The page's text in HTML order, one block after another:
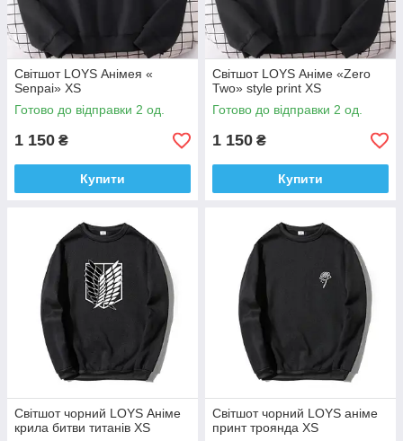
Світшот LOYS Анімея «
Senpai» XS
Готово до відправки 2 од.
1 150 ₴
Купити
Світшот LOYS Аніме «Zero
Two» style print XS
Готово до відправки 2 од.
1 150 ₴
Купити
Світшот чорний LOYS Аніме
крила битви титанів XS
Світшот чорний LOYS аніме
принт троянда XS